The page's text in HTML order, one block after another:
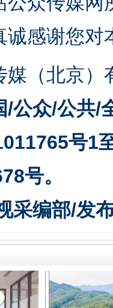
诚感谢您
媒（北京）
/公众/公共/
号1
号。
采编部/发
题” 法